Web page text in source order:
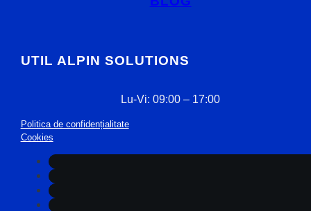
UTIL ALPIN SOLUTIONS
Lu-Vi: 09:00 – 17:00
Politica de confidențialitate
Cookies